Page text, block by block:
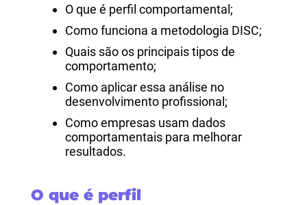
O que é perfil comportamental;
Como funciona a metodologia DISC;
Quais são os principais tipos de
comportamento;
Como aplicar essa análise no
desenvolvimento profissional;
Como empresas usam dados
comportamentais para melhorar
resultados.
O que é perfil